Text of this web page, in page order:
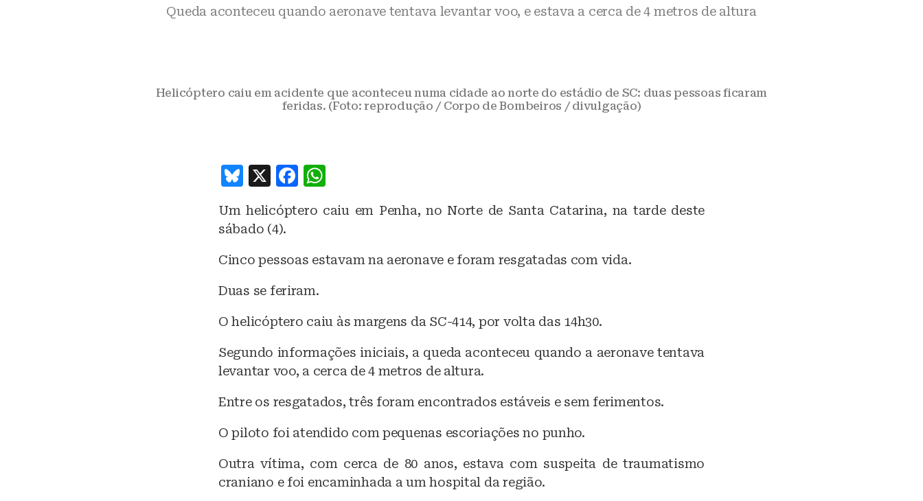
Queda aconteceu quando aeronave tentava levantar voo, e estava a cerca de 4 metros de altura
Helicóptero caiu em acidente que aconteceu numa cidade ao norte do estádio de SC: duas pessoas ficaram
feridas. (Foto: reprodução / Corpo de Bombeiros / divulgação)
B
e
s
k
y
X
F
c
b
o
k
at
A
Um helicóptero caiu em Penha, no Norte de Santa Catarina, na tarde deste
sábado (4).
Cinco pessoas estavam na aeronave e foram resgatadas com vida.
Duas se feriram.
O helicóptero caiu às margens da SC-414, por volta das 14h30.
Segundo informações iniciais, a queda aconteceu quando a aeronave tentava
levantar voo, a cerca de 4 metros de altura.
Entre os resgatados, três foram encontrados estáveis e sem ferimentos.
O piloto foi atendido com pequenas escoriações no punho.
Outra vítima, com cerca de 80 anos, estava com suspeita de traumatismo
craniano e foi encaminhada a um hospital da região.